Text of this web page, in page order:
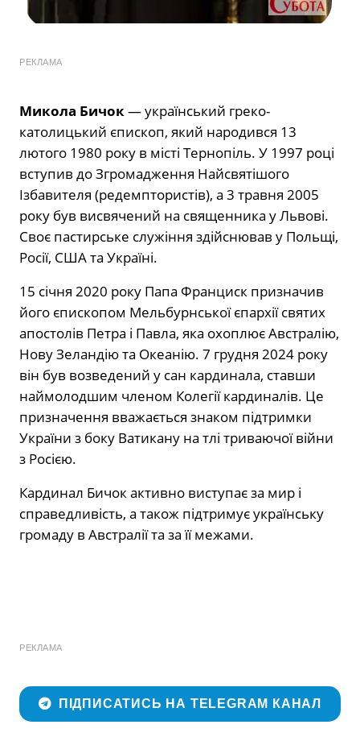
РЕКЛАМА
Микола Бичок— український греко-
католицький єпископ, який народився 13
лютого 1980 року в місті Тернопіль. У 1997 році
вступив до Згромадження Найсвятішого
Ізбавителя (редемптористів), а 3 травня 2005
року був висвячений на священника у Львові.
Своє пастирське служіння здійснював у Польщі,
Росії, США та Україні.
15 січня 2020 року Папа Франциск призначив
його єпископом Мельбурнської єпархії святих
апостолів Петра і Павла, яка охоплює Австралію,
Нову Зеландію та Океанію. 7 грудня 2024 року
він був возведений у сан кардинала, ставши
наймолодшим членом Колегії кардиналів. Це
призначення вважається знаком підтримки
України з боку Ватикану на тлі триваючої війни
з Росією.
Кардинал Бичок активно виступає за мир і
справедливість, а також підтримує українську
громаду в Австралії та за її межами.
РЕКЛАМА
ПІДПИСАТИСЬ НА TELEGRAM КАНАЛ